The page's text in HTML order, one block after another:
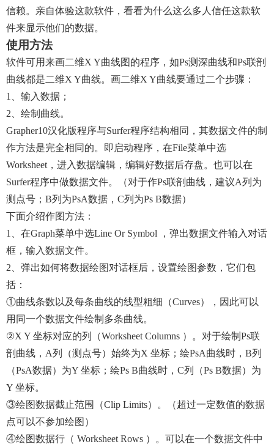
信赖。亲自体验这款软件，看看为什么这么多人信任这款软
件来显示他们的数据。
使用方法
软件可用来画二维X Y曲线图的程序，如ρs测深曲线和ρs联剖
曲线都是二维X Y曲线。画二维X Y曲线要通过二个步骤：
1、输入数据；
2、绘制曲线。
Grapher10汉化版程序与Surfer程序结构相同，其数据文件的制
作方法是完全相同的。即启动程序，在File菜单中选
Worksheet，进入数据编辑，编辑好数据后存盘。也可以在
Surfer程序中做数据文件。（对于作ρs联剖曲线，建议A列为
测点号；B列为ρsA数据，C列为ρs B数据）
下面介绍作图方法：
1、在Graph菜单中选Line Or Symbol ，弹出数据文件输入对话
框，输入数据文件。
2、弹出如何将数据绘图对话框后，设置绘图参数，它们包
括：
①曲线条数以及每条曲线的线型粗细（Curves），因此可以
用同一个数据文件绘制多条曲线。
②X Y 坐标对应的列（Worksheet Columns ）。对于绘制ρs联
剖曲线，A列（测点号）始终为X 坐标；绘ρsA曲线时，B列
（ρsA数据）为Y 坐标；绘ρs B曲线时，C列（ρs B数据）为
Y 坐标。
③绘图数据截止范围（Clip Limits）。（超过一定数值的数据
点可以不参加绘图）
④绘图数据行（ Worksheet Rows ）。可以在一个数据文件中